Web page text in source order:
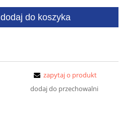
dodaj do koszyka
zapytaj o produkt
dodaj do przechowalni